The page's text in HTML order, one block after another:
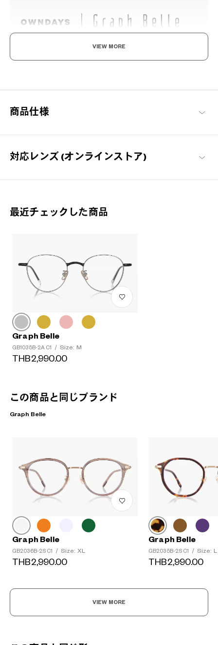
ハンサムも、愛らしさも。
Graph Belle 商品一覧
VIEW MORE
商品仕様
対応レンズ (オンラインストア)
最近チェックした商品
Graph Belle
GB1035B-2A C1 / Size: M
THB2,990.00
この商品と同じブランド
Graph Belle
Graph Belle
GB2036B-2S C1 / Size: XL
THB2,990.00
Graph Belle
GB2035B-2S C1 / Size: L
THB2,990.00
VIEW MORE